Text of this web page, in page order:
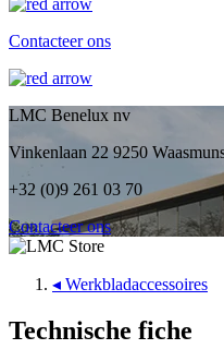
Contacteer ons
LMC Benelux nv
Vinkenlaan 22 9250
+32 (0)9 261 03 70
Contacteer ons
◂ Werkbladaccessoires
Technische fiche